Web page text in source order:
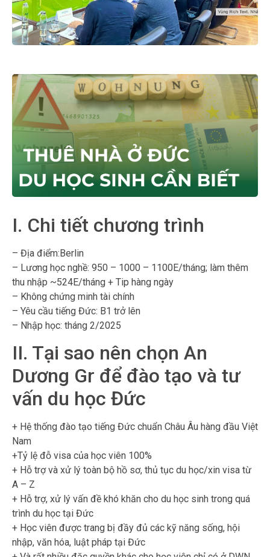
I. Chi tiết chương trình
– Địa điểm:Berlin
– Lương học nghề: 950 – 1000 – 1100E/tháng; làm thêm
thu nhập ~524E/tháng + Tip hàng ngày
– Không chứng minh tài chính
– Yêu cầu tiếng Đức: B1 trở lên
– Nhập học: tháng 2/2025
II. Tại sao nên chọn An
Dương Gr để đào tạo và tư
vấn du học Đức
+ Hệ thống đào tạo tiếng Đức chuẩn Châu Âu hàng đầu Việt
Nam
+Tỷ lệ đỗ visa của học viên 100%
+ Hỗ trợ và xử lý toàn bộ hồ sơ, thủ tục du học/xin visa từ
A – Z
+ Hỗ trợ, xử lý vấn đề khó khăn cho du học sinh trong quá
trình du học tại Đức
+ Học viên được trang bị đầy đủ các kỹ năng sống, hội
nhập, văn hóa, luật pháp tại Đức